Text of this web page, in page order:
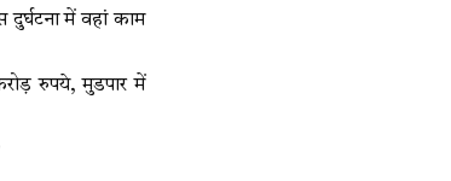
में वहां काम
रुपये, मुडपार में